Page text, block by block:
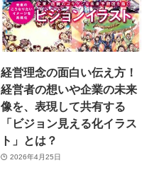
経営理念の面白い伝え方！
経営者の想いや企業の未来
像を、表現して共有する
「ビジョン見える化イラス
ト」とは？
2026年4月25日